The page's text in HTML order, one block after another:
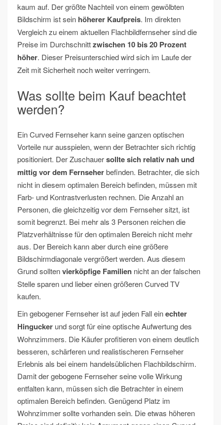
kaum auf. Der größte Nachteil von einem gewölbten
Bildschirm ist sein höherer Kaufpreis. Im direkten
Vergleich zu einem aktuellen Flachbildfernseher sind die
Preise im Durchschnittzwischen 10 bis 20 Prozent
höher. Dieser Preisunterschied wird sich im Laufe der
Zeit mit Sicherheit noch weiter verringern.
Was sollte beim Kauf beachtet
werden?
Ein Curved Fernseher kann seine ganzen optischen
Vorteile nur ausspielen, wenn der Betrachter sich richtig
positioniert. Der Zuschauersollte sich relativ nah und
mittig vor dem Fernseherbefinden. Betrachter, die sich
nicht in diesem optimalen Bereich befinden, müssen mit
Farb- und Kontrastverlusten rechnen. Die Anzahl an
Personen, die gleichzeitig vor dem Fernseher sitzt, ist
somit begrenzt. Bei mehr als 3 Personen reichen die
Platzverhältnisse für den optimalen Bereich nicht mehr
aus. Der Bereich kann aber durch eine größere
Bildschirmdiagonale vergrößert werden. Aus diesem
Grund solltenvierköpfige Familien nicht an der falschen
Stelle sparen und lieber einen größeren Curved TV
kaufen.
Ein gebogener Fernseher ist auf jeden Fall einechter
Hingucker und sorgt für eine optische Aufwertung des
Wohnzimmers. Die Käufer profitieren von einem deutlich
besseren, schärferen und realistischeren Fernseher
Erlebnis als bei einem handelsüblichen Flachbildschirm.
Damit der gebogene Fernseher seine volle Wirkung
entfalten kann, müssen sich die Betrachter in einem
optimalen Bereich befinden. Genügend Platz im
Wohnzimmer sollte vorhanden sein. Die etwas höheren